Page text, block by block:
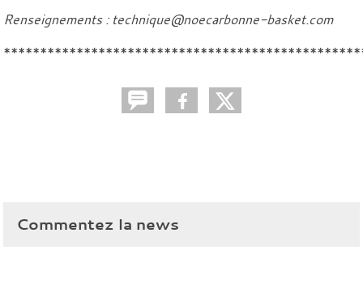
Renseignements : technique@noecarbonne-basket.com
Commentez la news